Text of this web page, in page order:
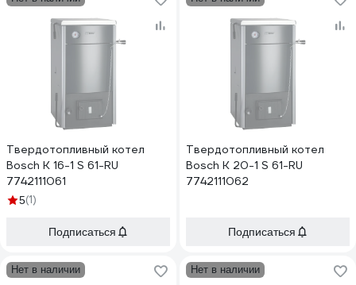
Твердотопливный котел
Bosch K 16-1 S 61-RU
7742111061
5(1)
Подписаться
Твердотопливный котел
Bosch K 20-1 S 61-RU
7742111062
Подписаться
Нет в наличии Нет в наличии